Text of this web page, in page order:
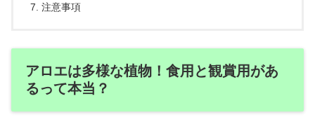
注意事項
アロエは多様な植物！食用と観賞用があ
るって本当？